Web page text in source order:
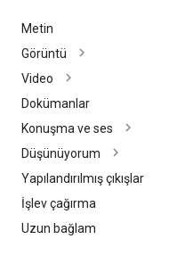
Metin
Görüntü
Video
Dokümanlar
Konuşma ve ses
Düşünüyorum
Yapılandırılmış çıkışlar
İşlev çağırma
Uzun bağlam